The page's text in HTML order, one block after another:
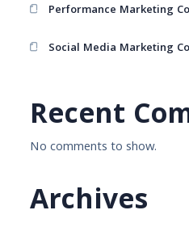
Performance Marketing
Social Media Marketing
Recent
No comments to show.
Archives